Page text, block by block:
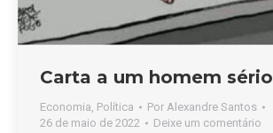
Carta a um homem sério
Economia, Política Por Alexandre Santos
26 de maio de 2022
Deixe um comentário